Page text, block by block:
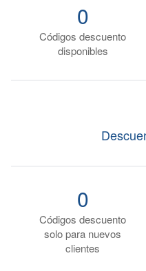
Códigos descuento
disponibles
0
Códigos descuento
solo para nuevos
clientes
0